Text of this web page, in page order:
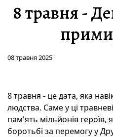
8 травня -
08 травня 2025
8 травня - це дата, яка
людства. Саме у ці
пам'ять мільйонів героїв,
боротьбі за перемогу у